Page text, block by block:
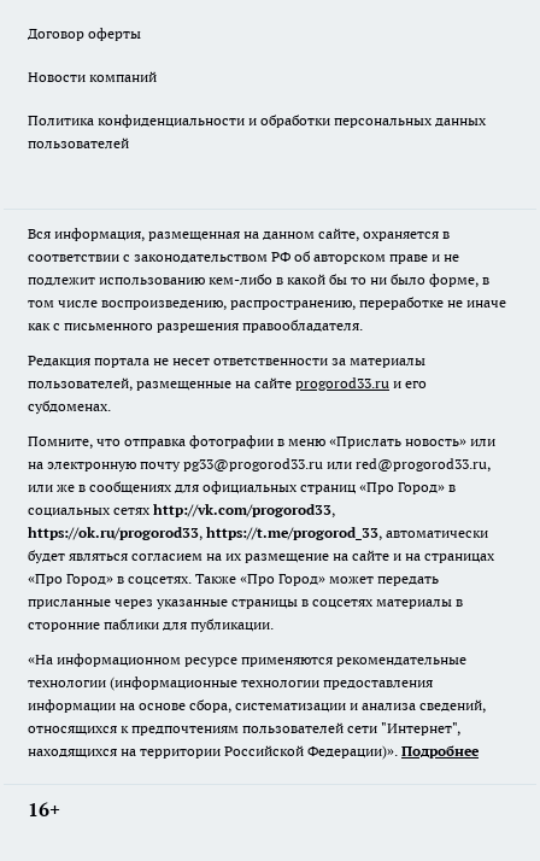
Договор оферты
Новости компаний
Политика конфиденциальности и обработки персональных данных
пользователей
Вся информация, размещенная на данном сайте, охраняется в
соответствии с законодательством РФ об авторском праве и не
подлежит использованию кем-либо в какой бы то ни было форме, в
том числе воспроизведению, распространению, переработке не иначе
как с письменного разрешения правообладателя.
Редакция портала не несет ответственности за материалы
пользователей, размещенные на сайте progorod33.ru и его
субдоменах.
Помните, что отправка фотографии в меню «Прислать новость» или
на электронную почту pg33@progorod33.ru или red@progorod33.ru,
или же в сообщениях для официальных страниц «Про Город» в
социальных сетях http://vk.com/progorod33,
https://ok.ru/progorod33, https://t.me/progorod_33, автоматически
будет являться согласием на их размещение на сайте и на страницах
«Про Город» в соцсетях. Также «Про Город» может передать
присланные через указанные страницы в соцсетях материалы в
сторонние паблики для публикации.
«На информационном ресурсе применяются рекомендательные
технологии (информационные технологии предоставления
информации на основе сбора, систематизации и анализа сведений,
относящихся к предпочтениям пользователей сети "Интернет",
находящихся на территории Российской Федерации)». Подробнее
16+